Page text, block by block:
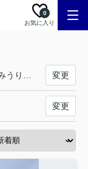
お気に入り
0
変更
変更